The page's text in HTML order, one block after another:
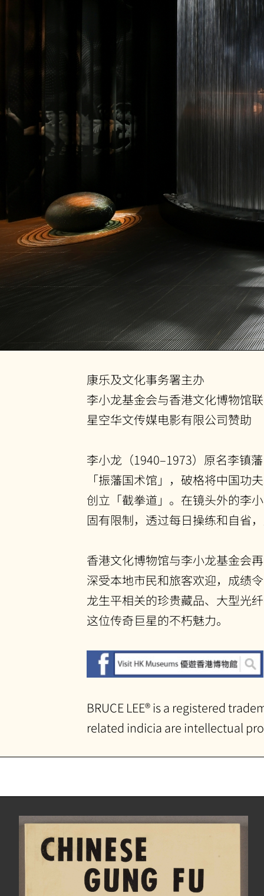
康乐及文化事务署主办
李小龙基金会与香港文化博物馆
星空华文传媒电影有限公司赞助
李小龙（1940–1973）原名李镇
「振藩国术馆」，破格将中国
创立「截拳道」。在镜头外的李
固有限制，透过每日操练和自省
香港文化博物馆与李小龙基金会
深受本地市民和旅客欢迎，成绩
龙生平相关的珍贵藏品、大型光
这位传奇巨星的不朽魅力。
BRUCE LEE® is a registered
related indicia are intellectual